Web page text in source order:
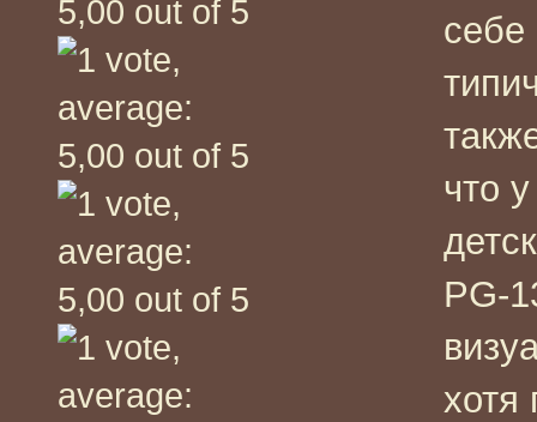
себе
что
PG-
хотя